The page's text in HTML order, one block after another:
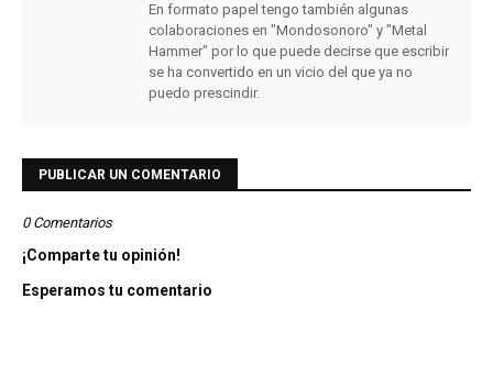
En formato papel tengo también algunas
colaboraciones en "Mondosonoro" y "Metal
Hammer" por lo que puede decirse que escribir
se ha convertido en un vicio del que ya no
puedo prescindir.
PUBLICAR UN COMENTARIO
0 Comentarios
¡Comparte tu opinión!
Esperamos tu comentario